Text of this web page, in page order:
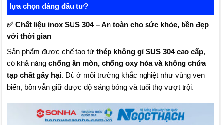
lựa chọn đáng đầu tư?
✅ Chất liệu inox SUS 304 – An toàn cho sức khỏe, bền đẹp
với thời gian
Sản phẩm được chế tạo từ thép không gỉ SUS 304 cao cấp,
có khả năng chống ăn mòn, chống oxy hóa và không chứa
tạp chất gây hại. Dù ở môi trường khắc nghiệt như vùng ven
biển, bồn vẫn giữ được độ sáng bóng và tuổi thọ vượt trội.